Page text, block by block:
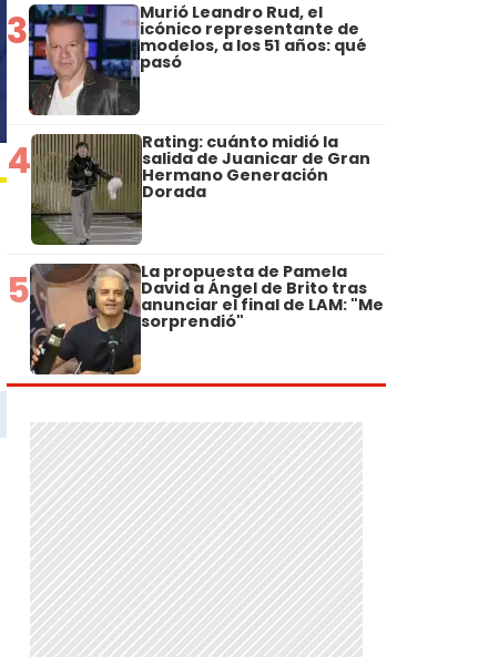
3 Murió Leandro Rud, el
icónico representante de
modelos, a los 51 años: qué
pasó
4 Rating: cuánto midió la
salida de Juanicar de Gran
Hermano Generación
Dorada
5 La propuesta de Pamela
David a Ángel de Brito tras
anunciar el final de LAM: "Me
sorprendió"